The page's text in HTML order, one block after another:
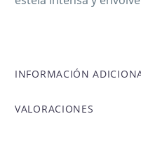
INFORMACIÓN
VALORACIONES